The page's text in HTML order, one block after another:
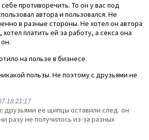
противоречить. То он у вас под
автора и пользовался. Не
в разные стороны. Не хотел он автора
хотел платить ей за работу, а секса она
на пользе в бизнесе.
пользы. Не поэтому с друзьями не
21:17
друзьями ее щипцы оставили след: он
разу не получилось из-за разных